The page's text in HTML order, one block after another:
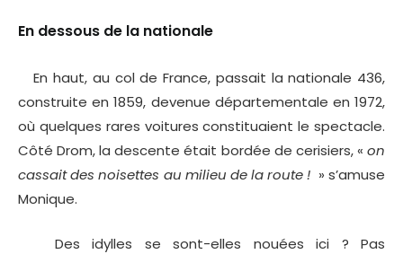
En dessous de la nationale
En haut, au col de France, passait la nationale 436,
construite en 1859, devenue départementale en 1972,
où quelques rares voitures constituaient le spectacle.
Côté Drom, la descente était bordée de cerisiers, « on
cassait des noisettes au milieu de la route ! » s’amuse
Monique.
Des idylles se sont-elles nouées ici ? Pas